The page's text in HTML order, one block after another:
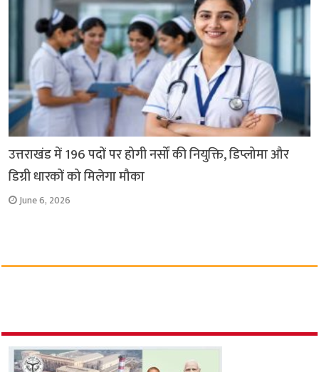
उत्तराखंड में 196 पदों पर होगी नर्सों की नियुक्ति, डिप्लोमा और
डिग्री धारकों को मिलेगा मौका
June 6, 2026